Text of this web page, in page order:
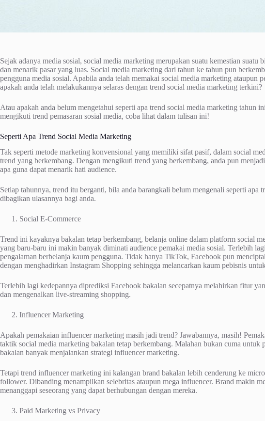
Sejak adanya media sosial, social media marketing merupakan suatu kemestian suatu
dan menarik pasar yang luas. Social media marketing dari tahun ke tahun pun
pengguna media sosial. Apabila anda telah memakai social media marketing ataupun
apakah anda telah melakukannya selaras dengan trend social media marketing terkini?
Atau apakah anda belum mengetahui seperti apa trend social media marketing tahun
mengikuti trend pemasaran sosial media, coba lihat dalam tulisan ini!
Seperti Apa Trend Social Media Marketing
Tak seperti metode marketing konvensional yang memiliki sifat pasif, dalam social
trend yang berkembang. Dengan mengikuti trend yang berkembang, anda pun
apa guna dapat menarik hati audience.
Setiap tahunnya, trend itu berganti, bila anda barangkali belum mengenali seperti apa
dibagikan ulasannya bagi anda.
Social E-Commerce
Trend ini kayaknya bakalan tetap berkembang, belanja online dalam platform social
yang baru-baru ini makin banyak diminati audience pemakai media sosial. Terlebih
pengalaman berbelanja kaum pengguna. Tidak hanya TikTok, Facebook pun
dengan menghadirkan Instagram Shopping sehingga melancarkan kaum pebisnis
Terlebih lagi kedepannya diprediksi Facebook bakalan secepatnya melahirkan fitur
dan mengenalkan live-streaming shopping.
Influencer Marketing
Apakah pemakaian influencer marketing masih jadi trend? Jawabannya, masih!
taktik social media marketing bakalan tetap berkembang. Malahan bukan cuma
bakalan banyak menjalankan strategi influencer marketing.
Tetapi trend influencer marketing ini kalangan brand bakalan lebih cenderung ke
follower. Dibanding menampilkan selebritas ataupun mega influencer. Brand makin
menanggapi seseorang yang dapat berhubungan dengan mereka.
Paid Marketing vs Privacy